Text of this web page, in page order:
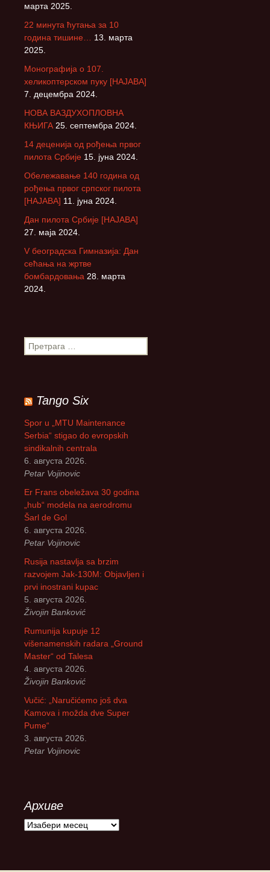
марта 2025.
22 минута ћутања за 10
година тишине…
13. марта
2025.
Монографија о 107.
хеликоптерском пуку [НАЈАВА]
7. децембра 2024.
НОВА ВАЗДУХОПЛОВНА
КЊИГА 25. септембра 2024.
14 деценија од рођења првог
пилота Србије 15. јуна 2024.
Обележавање 140 година од
рођења првог српског пилота
[НАЈАВА] 11. јуна 2024.
Дан пилота Србије [НАЈАВА]
27. маја 2024.
V београдска Гимназија: Дан
сећања на жртве
бомбардовања 28. марта
2024.
П
р
а
г
а
а
:
Tango Six
Spor u „MTU Maintenance
Serbia“ stigao do evropskih
sindikalnih centrala
6. августа 2026.
Petar Vojinovic
Er Frans obeležava 30 godina
„hub“ modela na aerodromu
Šarl de Gol
6. августа 2026.
Petar Vojinovic
Rusija nastavlja sa brzim
razvojem Jak-130M: Objavljen i
prvi inostrani kupac
5. августа 2026.
Živojin Banković
Rumunija kupuje 12
višenamenskih radara „Ground
Master“ od Talesa
4. августа 2026.
Živojin Banković
Vučić: „Naručićemo još dva
Kamova i možda dve Super
Pume“
3. августа 2026.
Petar Vojinovic
Архиве
А